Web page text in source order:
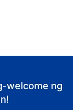
welcome ng